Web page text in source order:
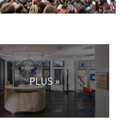
PLUS »